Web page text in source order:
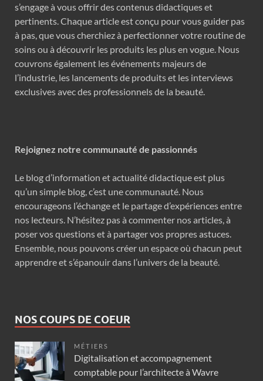
s’engage à vous offrir des contenus didactiques et
pertinents. Chaque article est conçu pour vous guider pas
à pas, que vous cherchiez à perfectionner votre routine de
soins ou à découvrir les produits les plus en vogue. Nous
couvrons également les événements majeurs de
l’industrie, les lancements de produits et les interviews
exclusives avec des professionnels de la beauté.
Rejoignez notre communauté de passionnés
Le blog d’information et actualité didactique est plus
qu’un simple blog, c’est une communauté. Nous
encourageons l’échange et le partage d’expériences entre
nos lecteurs. N’hésitez pas à commenter nos articles, à
poser vos questions et à partager vos propres astuces.
Ensemble, nous pouvons créer un espace où chacun peut
apprendre et s’épanouir dans l’univers de la beauté.
NOS COUPS DE COEUR
MÉTIERS
Digitalisation et accompagnement
comptable pour l’architecte à Wavre